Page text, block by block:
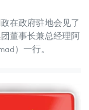
在政府驻地会见了
团董事长兼总经理阿
）一行。